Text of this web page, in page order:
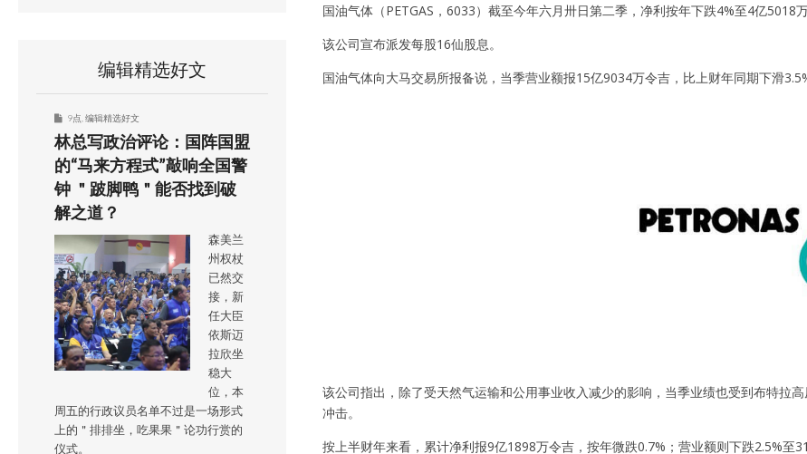
国油气体（PETGAS，6033）截至今年六月卅日第二季，净利按年下跌4%至4亿5018万
该公司宣布派发每股16仙股息。
国油气体向大马交易所报备说，当季营业额报15亿9034万令吉，比上财年同期下滑
该公司指出，除了受天然气运输和公用事业收入减少的影响，当季业绩也受到布特拉
冲击。
按上半财年来看，累计净利报9亿1898万令吉，按年微跌0.7%；营业额则下跌2.5%至
编辑精选好文
9点 编辑精选好文
林总写政治评论：国阵国盟
的“马来方程式”敲响全国警
钟 ＂跛脚鸭＂能否找到破
解之道？
森美兰
州权杖
已然交
接，新
任大臣
依斯迈
拉欣坐
稳大
位，本
周五的行政议员名单不过是一场形式
上的＂排排坐，吃果果＂论功行赏的
仪式。